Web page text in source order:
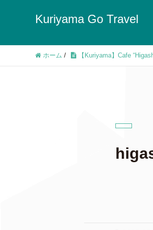
Kuriyama Go Travel
ホーム / 【Kuriyama】Cafe